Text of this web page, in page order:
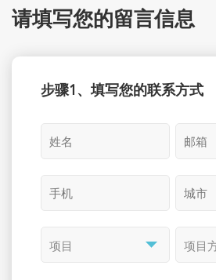
请填写您的留言信息
步骤1、填写您的联系方式